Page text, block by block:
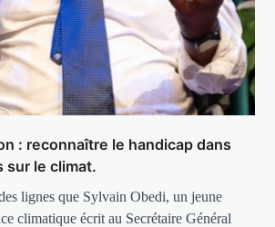
: reconnaître le handicap dans
sur le climat.
lignes que Sylvain Obedi, un jeune
climatique écrit au Secrétaire Général